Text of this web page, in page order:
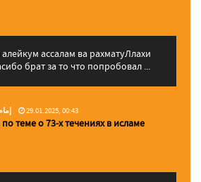
брат за то что попробовал ...
29.01.2025, 00:43
теме о 73-х течениях в исламе